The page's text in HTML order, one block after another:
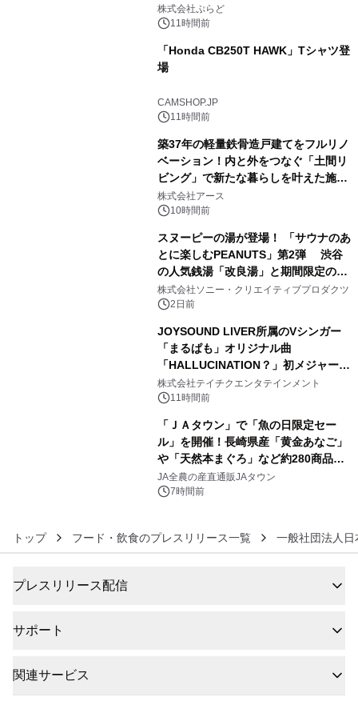
プール グランピングとトレーラーハウ
スの2施設で
株式会社ぷらど
11時間前
「Honda CB250T HAWK」Tシャツ登
場
CAMSHOP.JP
11時間前
築37年の軽量鉄骨造戸建てをフルリノ
ベーション！内と外をつなぐ「土間リ
ビング」で新たな暮らしを叶えた施工
事例を株式会社アースが公開
株式会社アース
10時間前
スヌーピーの湯が登場！ 「サウナのあ
とに楽しむPEANUTS」第2弾 渋谷
の人気銭湯「改良湯」と期間限定のコ
ラボレーション サウナイキタイコラ
ボグッズも発売決定！
株式会社ソニー・クリエイティブプロダクツ
2日前
JOYSOUND LIVER所属のVシンガー
「まるぱも」オリジナル曲
「HALLUCINATION？」初メジャー配
信リリース決定！
株式会社テイチクエンタテインメント
11時間前
「ＪＡタウン」で「魚の日限定セー
ル」を開催！長崎県産「黄金あなご」
や「天然本まぐろ」など約280商品を
販売！～毎月１０日の定例企画～
JA全農の産直通販JAタウン
7時間前
トップ フード・飲食のプレスリリース一覧 一般社団法人
プレスリリース配信
サポート
関連サービス